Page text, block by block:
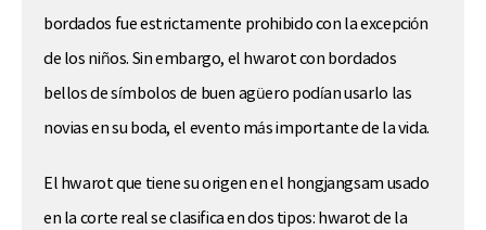
bordados fue estrictamente prohibido con la excepción
de los niños. Sin embargo, el hwarot con bordados
bellos de símbolos de buen agüero podían usarlo las
novias en su boda, el evento más importante de la vida.
El hwarot que tiene su origen en el hongjangsam usado
en la corte real se clasifica en dos tipos: hwarot de la